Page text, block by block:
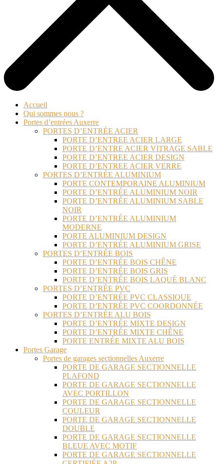
Accueil
Qui sommes nous ?
Portes d’entrées Auxerre
PORTES D’ENTRÉE ACIER
PORTE D’ENTREE ACIER LARGE
PORTE D’ENTRE ACIER VITRAGE SABLE
PORTE D’ENTREE ACIER DESIGN
PORTE D’ENTREE ACIER VERRE
PORTES D’ENTRÉE ALUMINIUM
PORTE CONTEMPORAINE ALUMINIUM
PORTE D’ENTRÉE ALUMINIUM NOIR
PORTE D’ENTRÉE ALUMINIUM SABLE
NOIR
PORTE D’ENTRÉE ALUMINIUM
MODERNE
PORTE ALUMINIUM DESIGN
PORTE D’ENTRÉE ALUMINIUM GRISE
PORTES D’ENTRÉE BOIS
PORTE D’ENTRÉE BOIS CHÊNE
PORTE D’ENTRÉE BOIS GRIS
PORTE D’ENTRÉE BOIS LAQUÉ BLANC
PORTES D’ENTRÉE PVC
PORTE D’ENTRÉE PVC CLASSIQUE
PORTE D’ENTRÉE PVC COORDONNÉE
PORTES D’ENTRÉE ALU BOIS
PORTE D’ENTRÉE MIXTE DESIGN
PORTE D’ENTRÉE MIXTE CHÊNE
PORTE ENTRÉE MIXTE ALU BOIS
Portes Garage
Portes de garages sectionnelles Auxerre
PORTE DE GARAGE SECTIONNELLE
PLAFOND
PORTE DE GARAGE SECTIONNELLE
AVEC PORTILLON
PORTE DE GARAGE SECTIONNELLE
COULEUR
PORTE DE GARAGE SECTIONNELLE
DOUBLE
PORTE DE GARAGE SECTIONNELLE
BLEUE AVEC MOTIF
PORTE DE GARAGE SECTIONNELLE